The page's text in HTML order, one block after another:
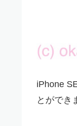
iPhone
とができ